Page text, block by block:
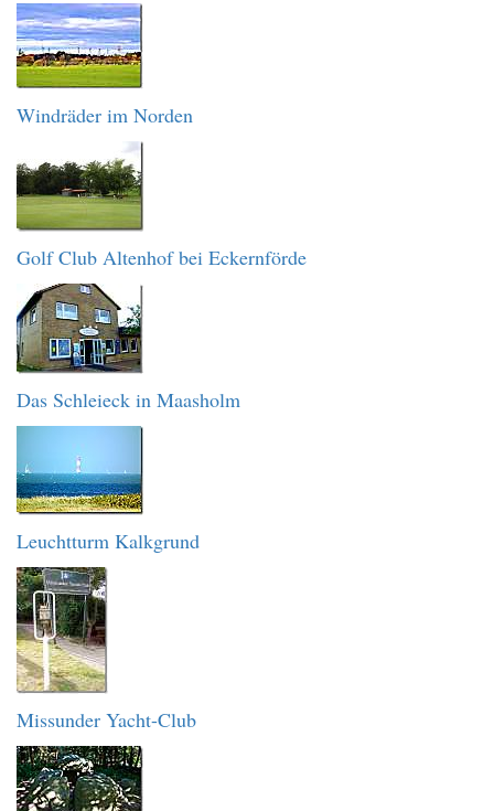
Windräder im Norden
Golf Club Altenhof bei Eckernförde
Das Schleieck in Maasholm
Leuchtturm Kalkgrund
Missunder Yacht-Club